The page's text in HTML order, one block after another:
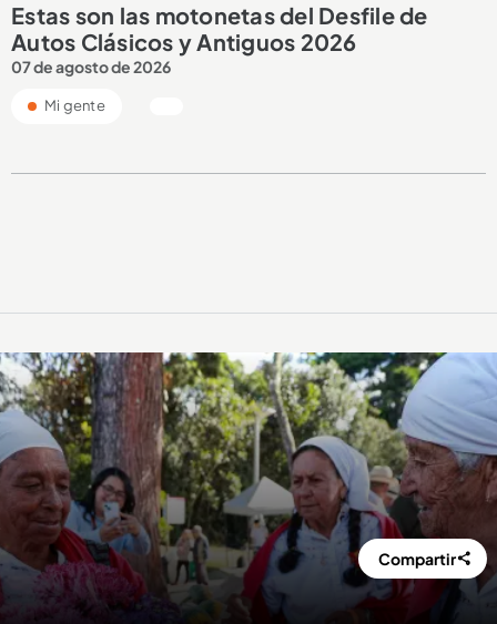
Estas son las motonetas del Desfile de
Autos Clásicos y Antiguos 2026
07 de agosto de 2026
Mi gente
Compartir